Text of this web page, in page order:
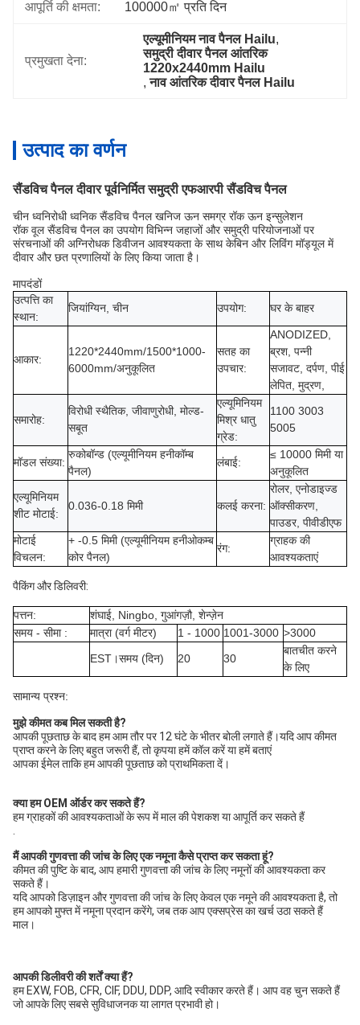
आपूर्ति की क्षमता: 100000㎡ प्रति दिन
प्रमुखता देना:
एल्यूमीनियम नाव पैनल Hailu,
समुद्री दीवार पैनल आंतरिक
1220x2440mm Hailu
, नाव आंतरिक दीवार पैनल Hailu
उत्पाद का वर्णन
सैंडविच पैनल दीवार पूर्वनिर्मित समुद्री एफआरपी सैंडविच पैनल
चीन ध्वनिरोधी ध्वनिक सैंडविच पैनल खनिज ऊन समग्र रॉक ऊन इन्सुलेशन
रॉक वूल सैंडविच पैनल का उपयोग विभिन्न जहाजों और समुद्री परियोजनाओं पर
संरचनाओं की अग्निरोधक डिवीजन आवश्यकता के साथ केबिन और लिविंग मॉड्यूल में
दीवार और छत प्रणालियों के लिए किया जाता है।
मापदंडों
उत्पत्ति का
स्थान:
जियांग्यिन, चीन उपयोग: घर के बाहर
आकार:
1220*2440mm/1500*1000-
6000mm/अनुकूलित
सतह का
उपचार:
ANODIZED,
ब्रश, पन्नी
सजावट, दर्पण, पीई
लेपित, मुद्रण,
समारोह:
विरोधी स्थैतिक, जीवाणुरोधी, मोल्ड-
सबूत
एल्यूमिनियम
मिश्र धातु
ग्रेड:
1100 3003
5005
मॉडल संख्या:
रुकोबॉन्ड (एल्यूमीनियम हनीकॉम्ब
पैनल)
लंबाई:
≤ 10000 मिमी या
अनुकूलित
एल्यूमिनियम
शीट मोटाई:
0.036-0.18 मिमी कलई करना:
रोलर, एनोडाइज्ड
ऑक्सीकरण,
पाउडर, पीवीडीएफ
मोटाई
विचलन:
+ -0.5 मिमी (एल्यूमीनियम हनीओकम्ब
कोर पैनल)
रंग:
ग्राहक की
आवश्यकताएं
पैकिंग और डिलिवरी:
पत्तन:
शंघाई, Ningbo, गुआंगज़ौ, शेन्ज़ेन
समय - सीमा :
मात्रा (वर्ग मीटर) 1 - 1000 1001-3000 >3000
EST।समय (दिन)
20 30
बातचीत करने
के लिए
सामान्य प्रश्न:
मुझे कीमत कब मिल सकती है?
आपकी पूछताछ के बाद हम आम तौर पर 12 घंटे के भीतर बोली लगाते हैं।यदि आप कीमत
प्राप्त करने के लिए बहुत जरूरी हैं, तो कृपया हमें कॉल करें या हमें बताएं
आपका ईमेल ताकि हम आपकी पूछताछ को प्राथमिकता दें।
क्या हम OEM ऑर्डर कर सकते हैं?
हम ग्राहकों की आवश्यकताओं के रूप में माल की पेशकश या आपूर्ति कर सकते हैं
मैं आपकी गुणवत्ता की जांच के लिए एक नमूना कैसे प्राप्त कर सकता हूं?
कीमत की पुष्टि के बाद, आप हमारी गुणवत्ता की जांच के लिए नमूनों की आवश्यकता कर
सकते हैं।
यदि आपको डिज़ाइन और गुणवत्ता की जांच के लिए केवल एक नमूने की आवश्यकता है, तो
हम आपको मुफ्त में नमूना प्रदान करेंगे, जब तक आप एक्सप्रेस का खर्च उठा सकते हैं
माल।
आपकी डिलीवरी की शर्तें क्या हैं?
हम EXW, FOB, CFR, CIF, DDU, DDP, आदि स्वीकार करते हैं। आप वह चुन सकते हैं
जो आपके लिए सबसे सुविधाजनक या लागत प्रभावी हो।